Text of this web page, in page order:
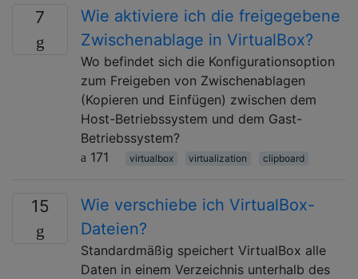
7
Wie aktiviere ich die freigegebene
Zwischenablage in VirtualBox?
Wo befindet sich die Konfigurationsoption
zum Freigeben von Zwischenablagen
(Kopieren und Einfügen) zwischen dem
Host-Betriebssystem und dem Gast-
Betriebssystem?
171
virtualbox virtualization clipboard
15
Wie verschiebe ich VirtualBox-
Dateien?
Standardmäßig speichert VirtualBox alle
Daten in einem Verzeichnis unterhalb des